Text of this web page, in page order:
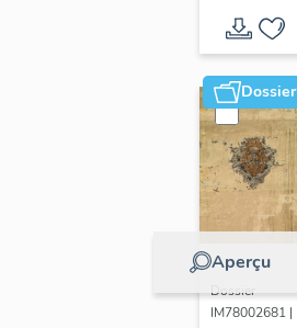
Dossier
Aperçu
Dossier
IM78002681 |